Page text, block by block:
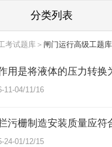
分类列表
考试题库＞ 闸门运行高级工题库
用是将液体的压力转换
11-04/11/16
24-01/12/15